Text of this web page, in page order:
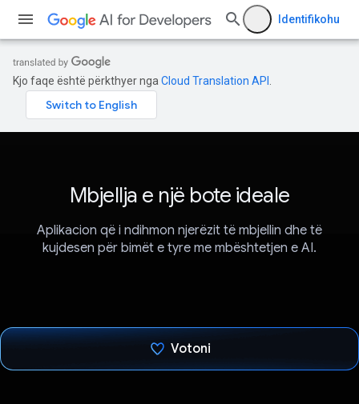
Identifikohu
Kjo faqe është përkthyer nga Cloud Translation API
Mbjellja e një bote ideale
Aplikacion që i ndihmon njerëzit të mbjellin dhe të
kujdesen për bimët e tyre me mbështetjen e AI.
Votoni